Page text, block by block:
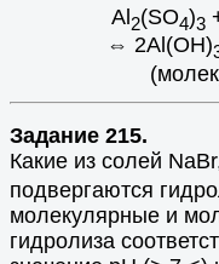
Al2(SO4)3
⇔ 2Al(OH)
Задание 215.
Какие из солей
подвергаются
молекулярные и
гидролиза